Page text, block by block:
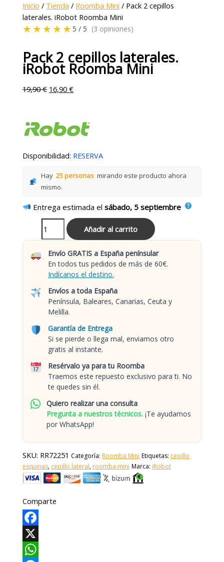
Inicio / Tienda / Roomba Mini / Pack 2 cepillos
laterales. iRobot Roomba Mini
★★★★★ 5 / 5 (3 opiniones)
Pack 2 cepillos laterales.
iRobot Roomba Mini
19,90€ 16,90€
Disponibilidad: RESERVA
Hay 25 personas mirando este producto ahora
mismo.
Entrega estimada elsábado, 5 septiembre
Añadir al carrito
Envío GRATIS a España penínsular
En todos tus pedidos de más de 60€.
Indícanos el destino.
Envíos a toda España
Península, Baleares, Canarias, Ceuta y
Melilla.
Garantía de Entrega
Si se pierde o llega mal, enviamos otro
gratis al instante.
Resérvalo ya para tu Roomba
Traemos este repuesto exclusivo para ti. No
te quedes sin él.
Quiero realizar una consulta
Pregunta a nuestros técnicos. ¡Te ayudamos
por WhatsApp!
SKU: RR72251 Categoría: Roomba Mini Etiquetas: cepillo
esquinas, cepillo lateral, roomba mini Marca: iRobot
Comparte
Facebook
X